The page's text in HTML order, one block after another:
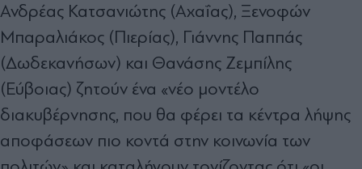
Ανδρέας Κατσανιώτης (Αχαΐας), Ξενοφών
Μπαραλιάκος (Πιερίας), Γιάννης Παππάς
(Δωδεκανήσων) και Θανάσης Ζεμπίλης
(Εύβοιας) ζητούν ένα «νέο μοντέλο
διακυβέρνησης, που θα φέρει τα κέντρα λήψης
αποφάσεων πιο κοντά στην κοινωνία των